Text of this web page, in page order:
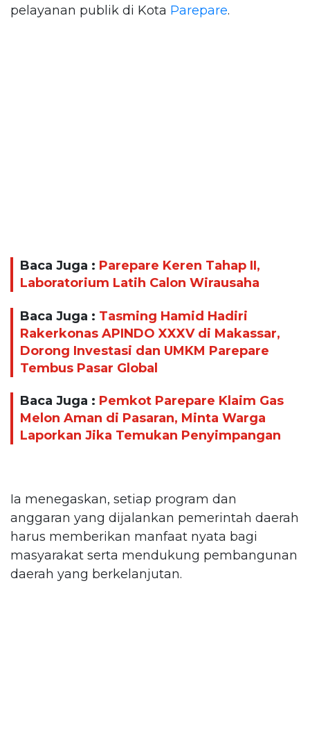
pelayanan publik di Kota Parepare.
Baca Juga : Parepare Keren Tahap II,
Laboratorium Latih Calon Wirausaha
Baca Juga : Tasming Hamid Hadiri
Rakerkonas APINDO XXXV di Makassar,
Dorong Investasi dan UMKM Parepare
Tembus Pasar Global
Baca Juga : Pemkot Parepare Klaim Gas
Melon Aman di Pasaran, Minta Warga
Laporkan Jika Temukan Penyimpangan
Ia menegaskan, setiap program dan
anggaran yang dijalankan pemerintah daerah
harus memberikan manfaat nyata bagi
masyarakat serta mendukung pembangunan
daerah yang berkelanjutan.